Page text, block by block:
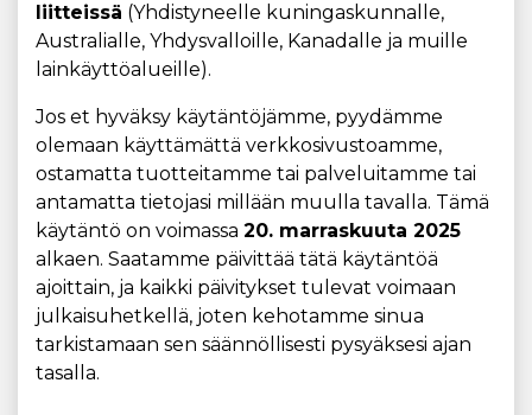
liitteissä (Yhdistyneelle kuningaskunnalle,
Australialle, Yhdysvalloille, Kanadalle ja muille
lainkäyttöalueille).
Jos et hyväksy käytäntöjämme, pyydämme
olemaan käyttämättä verkkosivustoamme,
ostamatta tuotteitamme tai palveluitamme tai
antamatta tietojasi millään muulla tavalla. Tämä
käytäntö on voimassa 20. marraskuuta 2025
alkaen. Saatamme päivittää tätä käytäntöä
ajoittain, ja kaikki päivitykset tulevat voimaan
julkaisuhetkellä, joten kehotamme sinua
tarkistamaan sen säännöllisesti pysyäksesi ajan
tasalla.